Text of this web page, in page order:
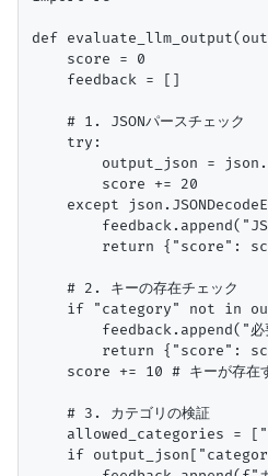
def
    score = 0
    feedback = []
    # 1. JSONパースチェック
    try:
output_json =
        score += 20
except
return {"score":
    # 2. キーの存在チェック
if "category" not in
feedback.append("必
return {"score":
score += 10 # キーが存在
    # 3. カテゴリの検証
allowed_categories = ["
if